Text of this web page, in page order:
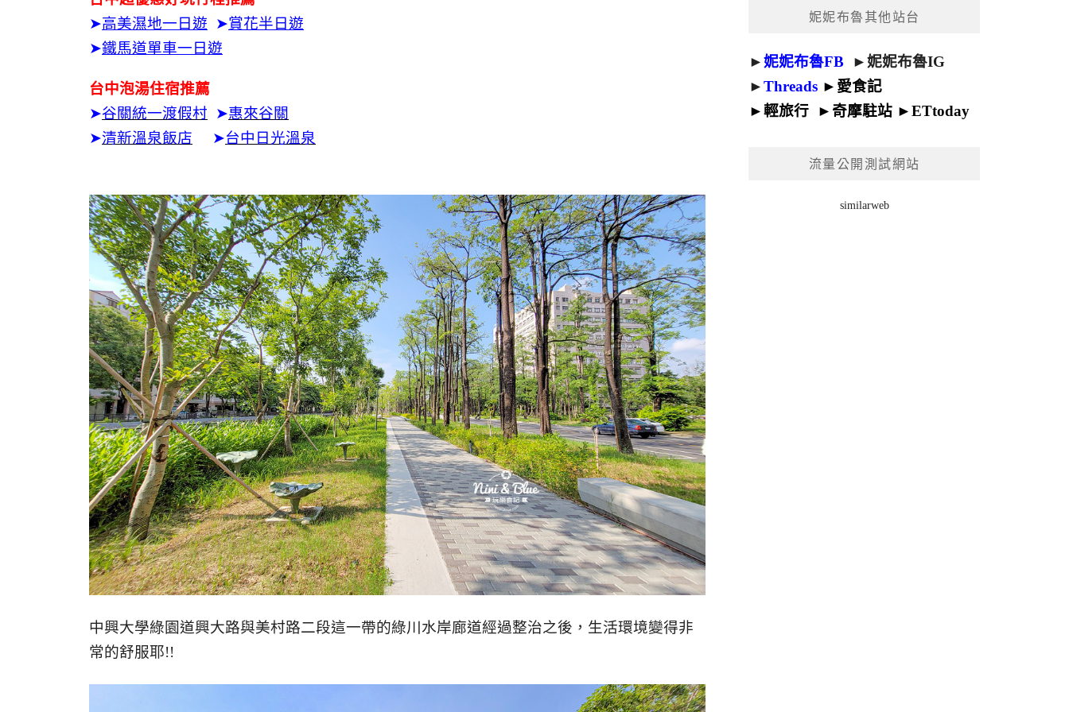
➤高美濕地一日遊 ➤賞花半日遊
➤鐵馬道單車一日遊
台中泡湯住宿推薦
➤谷關統一渡假村 ➤惠來谷關
➤清新溫泉飯店 ➤台中日光溫泉
中興大學綠園道興大路與美村路二段這一帶的綠川水岸廊道經過整治之後，生活環境變得非
常的舒服耶!!
妮妮布魯其他站台
►妮妮布魯FB ►妮妮布魯IG
►Threads ► 愛食記
►輕旅行 ► 奇摩駐站 ►ETtoday
流量公開測試網站
similarweb